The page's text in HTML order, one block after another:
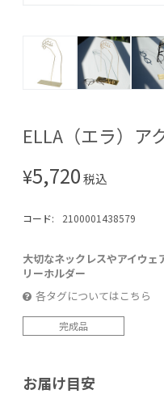
ELLA（エラ）ア
¥5,720税込
コード: 2100001438579
大切なネックレスやアイウ
リーホルダー
各タグについてはこちら
完成品
お届け目安